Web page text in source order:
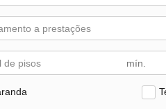
a prestações
de pisos